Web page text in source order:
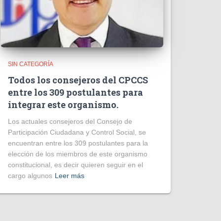
SIN CATEGORÍA
Todos los consejeros del CPCCS
entre los 309 postulantes para
integrar este organismo.
Los actuales consejeros del Consejo de
Participación Ciudadana y Control Social, se
encuentran entre los 309 postulantes para la
elección de los miembros de este organismo
constitucional, es decir quieren seguir en el
cargo algunos Leer más